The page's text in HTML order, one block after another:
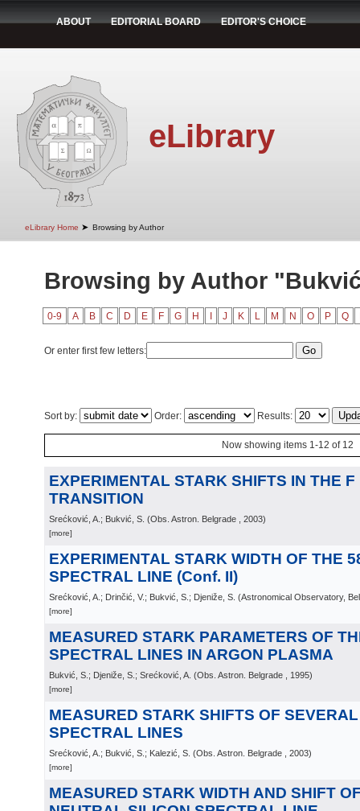
ABOUT EDITORIAL BOARD EDITOR'S CHOICE
eLibrary
eLibrary Home ➤ Browsing by Author
Browsing by Author
0-9 A B C D E F G H J K L M N O P Q
Or enter first few letters:
Sort by: Order: Results:
Now showing items 1-12 of 12
EXPERIMENTAL STARK SHIFTS IN THE
TRANSITION
Srećković, A.; Bukvić, S. (Obs. Astron. Belgrade , 2003)
[more]
EXPERIMENTAL STARK WIDTH OF THE
SPECTRAL LINE (Conf. II)
Srećković, A.; Drinčić, V.; Bukvić, S.; Djeniže, S. (Astronomical Observatory,
[more]
MEASURED STARK PARAMETERS OF
SPECTRAL LINES IN ARGON PLASMA
Bukvić, S.; Djeniže, S.; Srećković, A. (Obs. Astron. Belgrade , 1995)
[more]
MEASURED STARK SHIFTS OF
SPECTRAL LINES
Srećković, A.; Bukvić, S.; Kalezić, S. (Obs. Astron. Belgrade , 2003)
[more]
MEASURED STARK WIDTH AND SHIFT